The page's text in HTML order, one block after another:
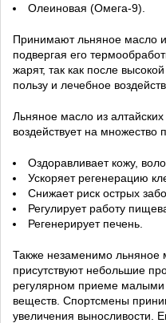
Олеиновая (Омега-9).
Принимают льняное масло
подвергая его
жарят, так как после
пользу и лечебное
Льняное масло из
воздействует на множество
Оздоравливает кожу,
Ускоряет регенерацию
Снижает риск острых
Регулирует работу
Регенерирует печень.
Также незаменимо льняное
присутствуют небольшие
регулярном приеме
веществ. Спортсмены
увеличения выносливости.